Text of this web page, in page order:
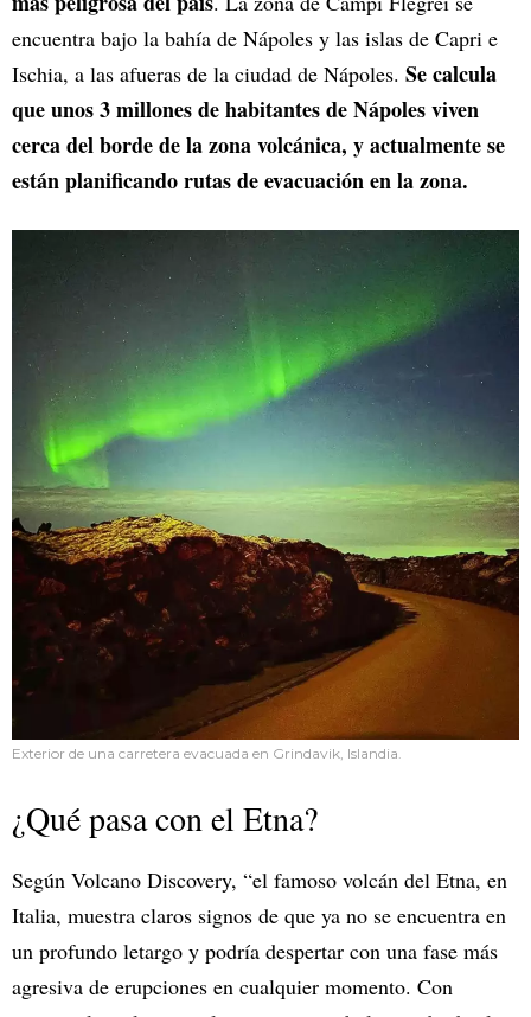
encuentra bajo la bahía de Nápoles y las islas de Capri e
Ischia, a las afueras de la ciudad de Nápoles. Se calcula
que unos 3 millones de habitantes de Nápoles viven
cerca del borde de la zona volcánica, y actualmente se
están planificando rutas de evacuación en la zona.
Exterior de una carretera evacuada en Grindavik, Islandia.
¿Qué pasa con el Etna?
Según Volcano Discovery, “el famoso volcán del Etna, en
Italia, muestra claros signos de que ya no se encuentra en
un profundo letargo y podría despertar con una fase más
agresiva de erupciones en cualquier momento. Con